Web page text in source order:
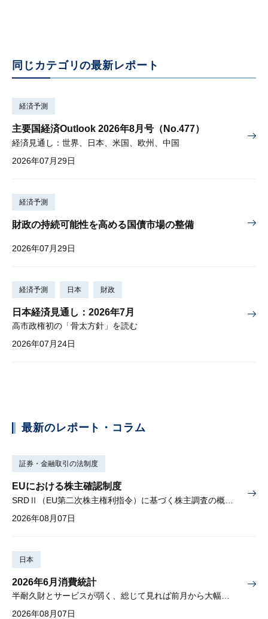
同じカテゴリの最新レポート
経済予測
主要国経済Outlook 2026年8月号（No.477）
経済見通し：世界、日本、米国、欧州、中国
2026年07月29日
経済予測
財政の持続可能性を高める国債市場の整備
2026年07月29日
経済予測 日本 財政
日本経済見通し：2026年7月
高市政権初の「骨太方針」を読む
2026年07月24日
最新のレポート・コラム
証券・金融取引の法制度
EUにおける株主確認制度
2026年08月07日
日本
2026年6月消費統計
半耐久財とサービスが弱く、総じて見れば前月から大幅に減少
2026年08月07日